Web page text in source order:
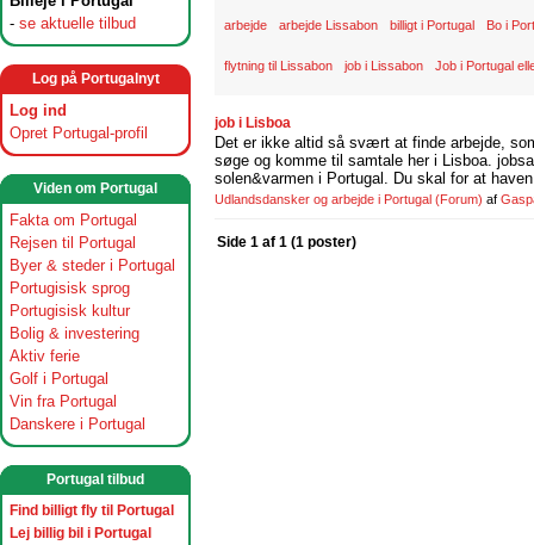
- se aktuelle tilbud
Log på Portugalnyt
Log ind
Opret Portugal-profil
Viden om Portugal
Fakta om Portugal
Rejsen til Portugal
Byer & steder i Portugal
Portugisisk sprog
Portugisisk kultur
Bolig & investering
Aktiv ferie
Golf i Portugal
Vin fra Portugal
Danskere i Portugal
Portugal tilbud
Find billigt fly til Portugal
Lej billig bil i Portugal
arbejde arbejde Lissabon billigt i Portugal Bo i
flytning til Lissabon job i Lissabon Job i Portugal
job i Lisboa
Det er ikke altid så svært at finde arbejde,
søge og komme til samtale her i Lisboa.
solen&varmen i Portugal. Du skal for at
Udlandsdansker og arbejde i Portugal (Forum) af
Side 1 af 1 (1 poster)